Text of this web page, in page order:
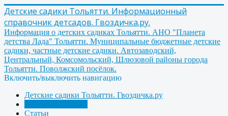
Детские садики Тольятти. Информационный
справочник детсадов. Гвоздичка.ру.
Информация о детских садиках Тольятти. АНО "Планета
детства Лада" Тольятти. Муниципальные бюджетные детские
садики, частные детские садики. Автозаводский,
Центральный, Комсомольский, Шлюзовой районы города
Тольятти. Поволжский посёлок.
Включить/выключить навигацию
Детские садики Тольятти. Гвоздичка.ру
Статьи